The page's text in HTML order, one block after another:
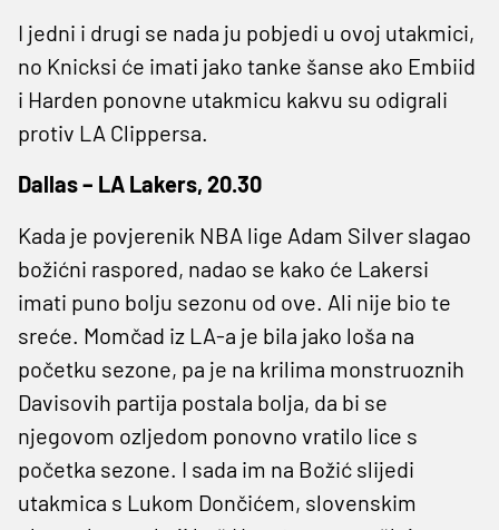
I jedni i drugi se nada ju pobjedi u ovoj utakmici,
no Knicksi će imati jako tanke šanse ako Embiid
i Harden ponovne utakmicu kakvu su odigrali
protiv LA Clippersa.
Dallas – LA Lakers, 20.30
Kada je povjerenik NBA lige Adam Silver slagao
božićni raspored, nadao se kako će Lakersi
imati puno bolju sezonu od ove. Ali nije bio te
sreće. Momčad iz LA-a je bila jako loša na
početku sezone, pa je na krilima monstruoznih
Davisovih partija postala bolja, da bi se
njegovom ozljedom ponovno vratilo lice s
početka sezone. I sada im na Božić slijedi
utakmica s Lukom Dončićem, slovenskim